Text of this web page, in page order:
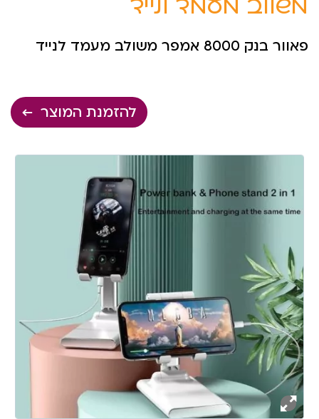
פאוור בנק 8000 אמפר משולב מעמד לנייד
להזמנת המוצר